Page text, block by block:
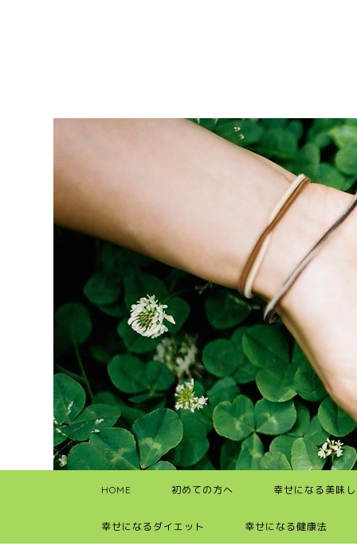
HOME 初めての方へ 幸せになる美味
幸せになるダイエット 幸せになる健康法